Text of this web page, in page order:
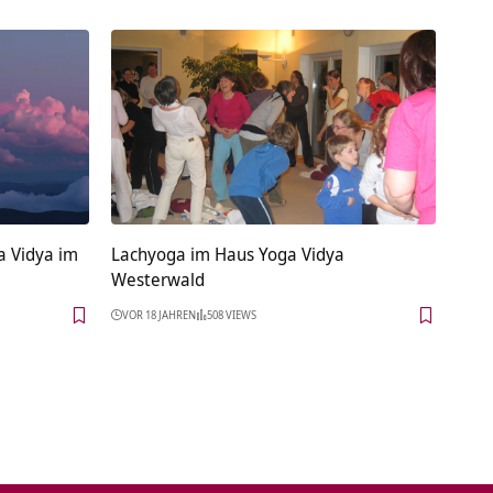
Vidya im
Lachyoga im Haus Yoga Vidya
Westerwald
VOR 18 JAHREN 508 VIEWS